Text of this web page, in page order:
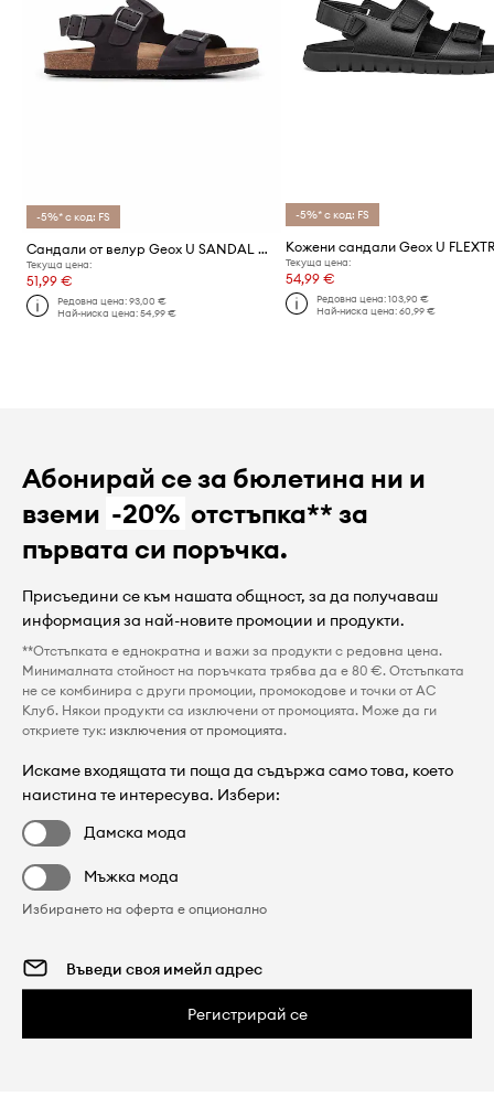
-5%* с код: FS
Сандали от велур Geox U SANDAL GHITA A
Текуща цена:
51,99 €
Редовна цена:93,00 €
Най-ниска цена:54,99 €
-5%* с код: FS
Кожени сандали Geox U
Текуща цена:
54,99 €
Редовна цена: 103,90 €
Най-ниска цена: 60,99 €
Абонирай се за бюлетина ни и
вземи -20% отстъпка** за
първата си поръчка.
Присъедини се към нашата общност, за да получаваш
информация за най-новите промоции и продукти.
**Отстъпката е еднократна и важи за продукти с редовна цена.
Минималната стойност на поръчката трябва да е 80 €. Отстъпката
не се комбинира с други промоции, промокодове и точки от AC
Клуб. Някои продукти са изключени от промоцията. Може да ги
откриете тук: изключения от промоцията.
Искаме входящата ти поща да съдържа само това, което
наистина те интересува. Избери:
Дамска мода
Мъжка мода
Избирането на оферта е опционално
Регистрирай се